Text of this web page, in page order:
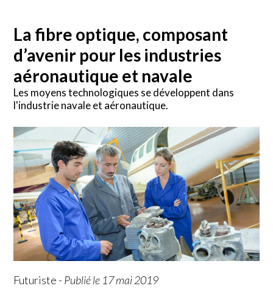
La fibre optique, composant
d’avenir pour les industries
aéronautique et navale
Les moyens technologiques se développent dans
l'industrie navale et aéronautique.
Futuriste - Publié le 17 mai 2019